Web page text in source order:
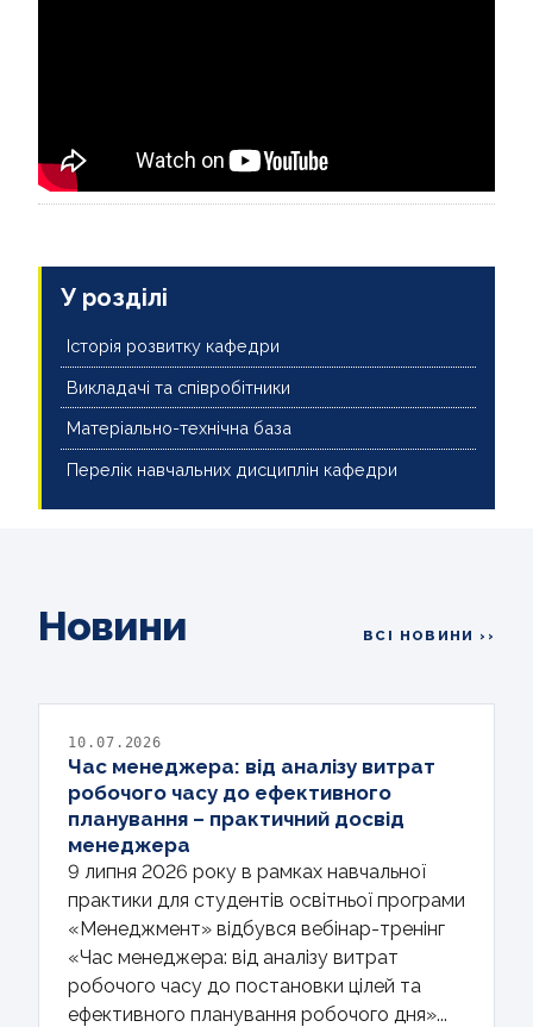
У розділі
Історія розвитку кафедри
Викладачі та співробітники
Матеріально-технічна база
Перелік навчальних дисциплін кафедри
Новини ВСІ НОВИНИ ››
10.07.2026
Час менеджера: від аналізу витрат
робочого часу до ефективного
планування – практичний досвід
менеджера
9 липня 2026 року в рамках навчальної
практики для студентів освітньої програми
«Менеджмент» відбувся вебінар-тренінг
«Час менеджера: від аналізу витрат
робочого часу до постановки цілей та
ефективного планування робочого дня»...